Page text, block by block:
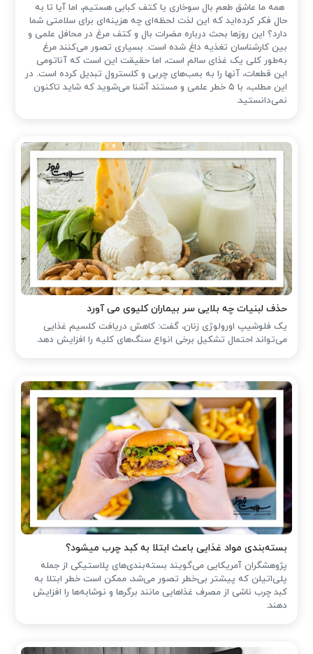
همه ما عاشق طعم بال سوخاری یا کتف کبابی هستیم، اما آیا تا به
حال فکر کرده‌اید که این لذت لحظه‌ای چه هزینه‌ای برای سلامتی شما
دارد؟ این روزها بحث درباره مضرات بال و کتف مرغ در محافل علمی و
بین کارشناسان تغذیه داغ شده است. بسیاری تصور می‌کنند مرغ
به‌طور کلی یک غذای سالم است، اما حقیقت این است که آناتومی
این قطعات، آنها را به بمب‌های چربی و کلسترول تبدیل کرده است. در
این مطلب، با ۵ خطر علمی و مستند آشنا می‌شوید که شاید تاکنون
نمی‌دانستید.
حذف لبنیات چه بلایی سر بیماران کلیوی می آورد
یک فلوشیپ اورولوژی زنان، گفت: کاهش دریافت کلسیم غذایی
می‌تواند احتمال تشکیل برخی انواع سنگ‌های کلیه را افزایش دهد.
بسته‌بندی مواد غذایی باعث ابتلا به کبد چرب میشود؟
پژوهشگران آمریکایی می‌گویند بسته‌بندی‌های پلاستیکی از جمله
پلی‌اتیلن که پیشتر بی‌خطر تصور می‌شد، ممکن است خطر ابتلا به
کبد چرب ناشی از مصرف غذاهایی مانند برگرها و نوشابه‌ها را افزایش
دهند.